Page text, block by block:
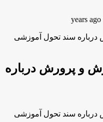
درباره سند تحول آموزشی
و پرورش درباره
درباره سند تحول آموزشی